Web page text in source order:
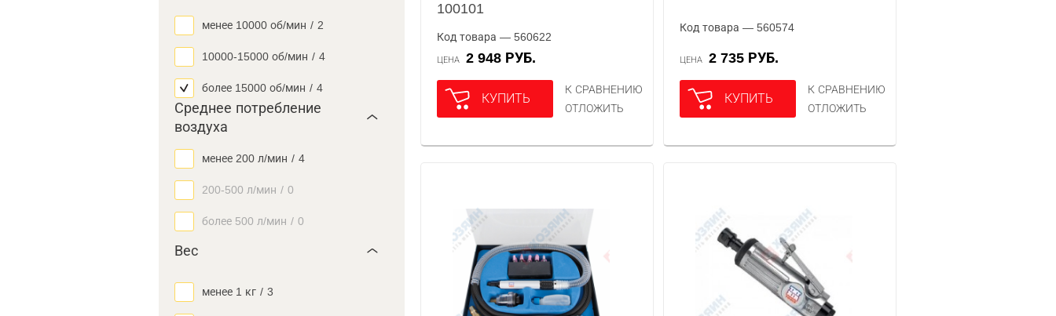
менее 10000 об/мин / 2
10000-15000 об/мин / 4
более 15000 об/мин / 4
Среднее потребление
воздуха
менее 200 л/мин / 4
200-500 л/мин / 0
более 500 л/мин / 0
Вес
менее 1 кг / 3
100101
Код товара — 560622
ЦЕНА 2 948 РУБ.
КУПИТЬ
К СРАВНЕНИЮ
ОТЛОЖИТЬ
Код товара — 560574
ЦЕНА 2 735 РУБ.
КУПИТЬ
К СРАВНЕНИЮ
ОТЛОЖИТЬ